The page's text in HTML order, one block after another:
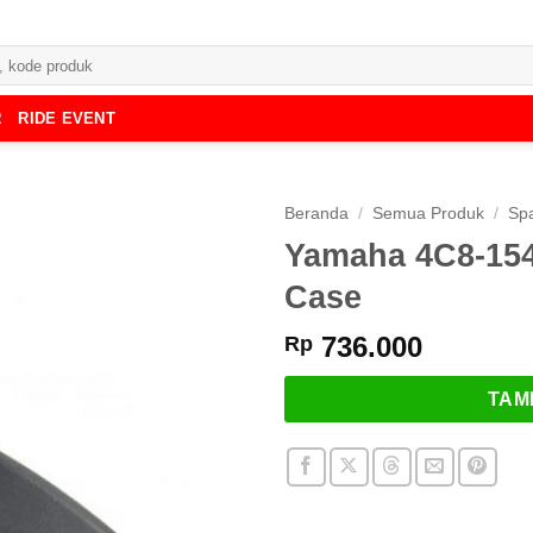
RIDE EVENT
Beranda / Semua Produk /
Yamaha 4C8-
Case
Rp 736.000